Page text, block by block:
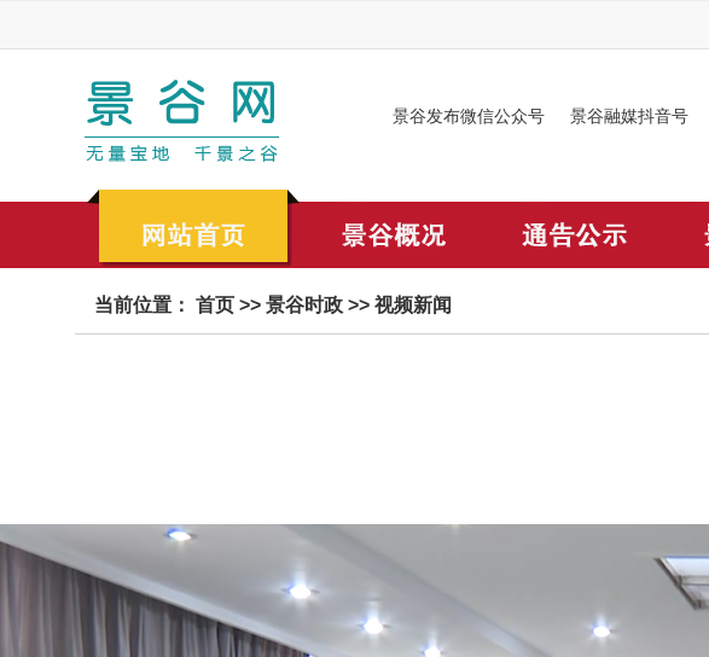
景谷发布微信公众号 景谷融媒抖音号
当前位置： 首页 >> 景谷时政 >> 视频新闻